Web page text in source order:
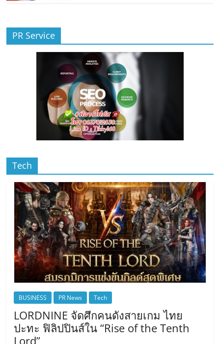
PR Service
Tech
BUSINESS PR News Tech
LORDNINE จัดศึกคนดังสายเกม ไทย
ปะทะ ฟิลิปปินส์ใน “Rise of the Tenth
Lord”